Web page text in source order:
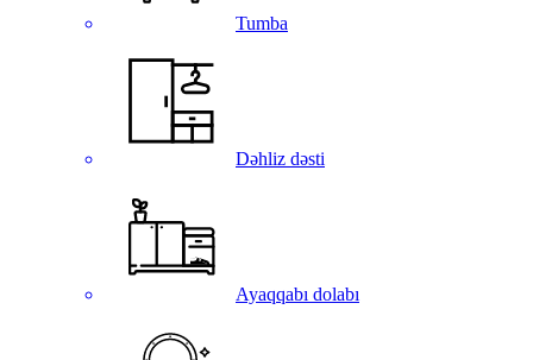
Tumba
Dəhliz dəsti
Ayaqqabı dolabı